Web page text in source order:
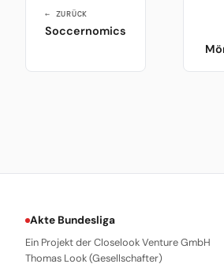
← ZURÜCK
Soccernomics
Akte Bundesliga
Ein Projekt der Closelook Venture GmbH
Thomas Look (Gesellschafter)